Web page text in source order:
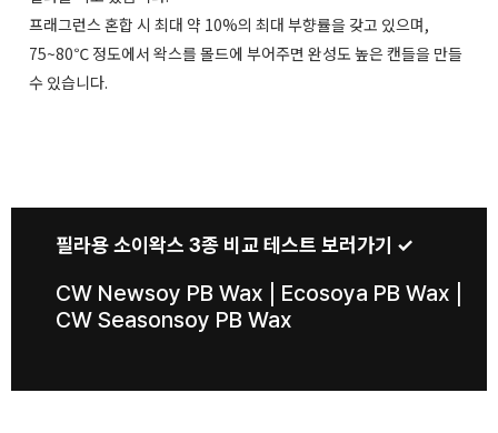
프래그런스 혼합 시 최대 약 10%의 최대 부향률을 갖고 있으며,
75~80℃ 정도에서 왁스를 몰드에 부어주면 완성도 높은 캔들을 만들
수 있습니다.
필라용 소이왁스 3종 비교 테스트 보러가기 ✓
CW Newsoy PB Wax | Ecosoya PB Wax |
CW Seasonsoy PB Wax